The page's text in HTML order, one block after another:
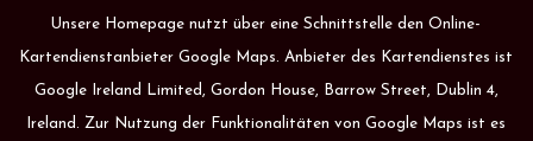
Unsere Homepage nutzt über eine Schnittstelle den Online-
Kartendienstanbieter Google Maps. Anbieter des Kartendienstes ist
Google Ireland Limited, Gordon House, Barrow Street, Dublin 4,
Ireland. Zur Nutzung der Funktionalitäten von Google Maps ist es